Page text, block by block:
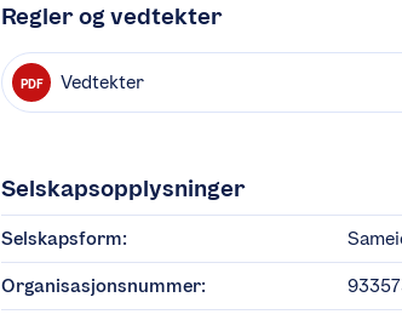
Regler og vedtekter
PDF Vedtekter
Selskapsopplysninger
Selskapsform:
Organisasjonsnummer: